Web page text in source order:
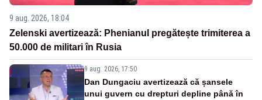
9 aug. 2026, 18:04
Zelenski avertizează: Phenianul pregătește trimiterea a
50.000 de militari în Rusia
9 aug. 2026, 17:50
Dan Dungaciu avertizează că șansele
unui guvern cu drepturi depline până în